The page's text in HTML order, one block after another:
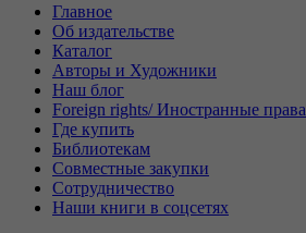
Главное
Об издательстве
Каталог
Авторы и Художники
Наш блог
Foreign rights/ Иностранные права
Где купить
Библиотекам
Совместные закупки
Сотрудничество
Наши книги в соцсетях